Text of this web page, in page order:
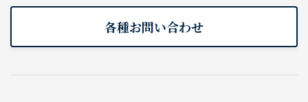
各種お問い合わせ